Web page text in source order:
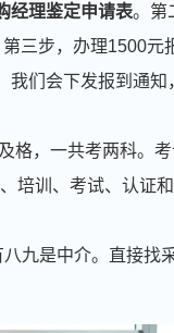
经理鉴定申请表。第
三步，办理1500元
们会下发报到通
，一共考两科。考
培训、考试、认证
九是中介。直接找